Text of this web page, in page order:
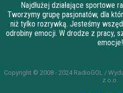
Najdłużej działające sportowe
Tworzymy grupę pasjonatów, dla
niż tylko rozrywką. Jesteśmy
odrobiny emocji. W drodze z pracy,
emocje!
Copyright © 2008 - 2024 RadioGOL /
z o.o.